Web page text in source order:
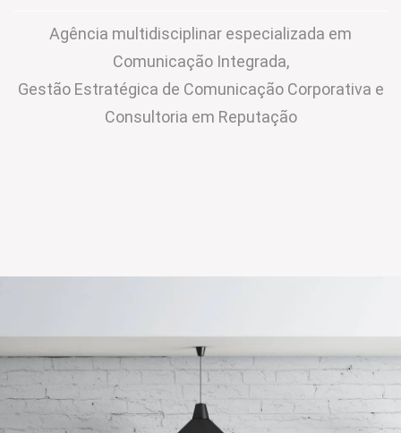
Agência multidisciplinar especializada em
Comunicação Integrada,
Gestão Estratégica de Comunicação Corporativa e
Consultoria em Reputação